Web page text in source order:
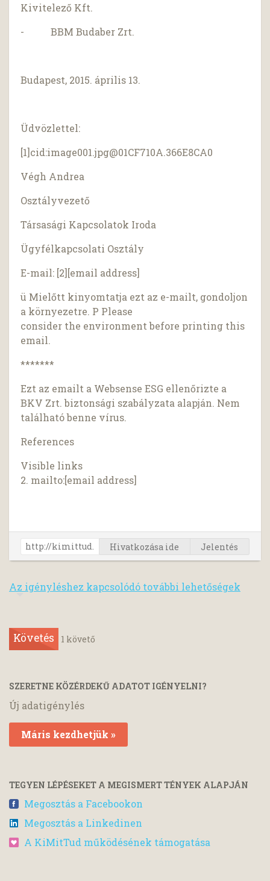
Kivitelező Kft.
- BBM Budaber Zrt.
Budapest, 2015. április 13.
Üdvözlettel:
[1]cid:image001.jpg@01CF710A.366E8CA0
Végh Andrea
Osztályvezető
Társasági Kapcsolatok Iroda
Ügyfélkapcsolati Osztály
E-mail: [2][email address]
ü Mielőtt kinyomtatja ezt az e-mailt, gondoljon
a környezetre. P Please
consider the environment before printing this
email.
*******
Ezt az emailt a Websense ESG ellenőrizte a
BKV Zrt. biztonsági szabályzata alapján. Nem
található benne vírus.
References
Visible links
2. mailto:[email address]
Hivatkozása ide Jelentés
Az igényléshez kapcsolódó további lehetőségek
Követés 1 követő
SZERETNE KÖZÉRDEKŰ ADATOT IGÉNYELNI?
Új adatigénylés
Máris kezdhetjük »
TEGYEN LÉPÉSEKET A MEGISMERT TÉNYEK ALAPJÁN
Megosztás a Facebookon
Megosztás a Linkedinen
A KiMitTud működésének támogatása